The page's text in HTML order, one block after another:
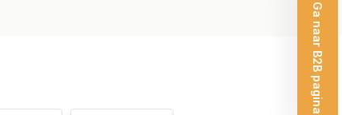
Ga naar B2B pagina